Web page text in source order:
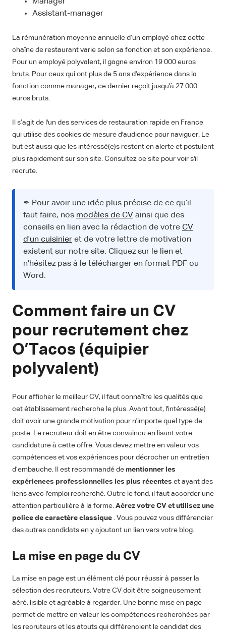
Manager
Assistant-manager
La rémunération moyenne annuelle d’un employé chez cette
chaîne de restaurant varie selon sa fonction et son expérience.
Pour un employé polyvalent, il gagne environ 19 000 euros
bruts. Pour ceux qui ont plus de 5 ans d'expérience dans la
fonction comme manager, ce dernier reçoit jusqu'à 27 000
euros bruts.
Il s’agit de l'un des services de restauration rapide en France
qui utilise des cookies de mesure d'audience pour naviguer. Le
but est aussi que les intéressé(e)s restent en alerte et postulent
plus rapidement sur son site. Consultez ce site pour voir s'il
recrute.
✒ Pour avoir une idée plus précise de ce qu’il
faut faire, nos modèles de CV ainsi que des
conseils en lien avec la rédaction de votre CV
d'un cuisinier et de votre lettre de motivation
existent sur notre site. Cliquez sur le lien et
n'hésitez pas à le télécharger en format PDF ou
Word.
Comment faire un CV
pour recrutement chez
O’Tacos (équipier
polyvalent)
Pour afficher le meilleur CV, il faut connaître les qualités que
cet établissement recherche le plus. Avant tout, l'intéressé(e)
doit avoir une grande motivation pour n'importe quel type de
poste. Le recruteur doit en être convaincu en lisant votre
candidature à cette offre. Vous devez mettre en valeur vos
compétences et vos expériences pour décrocher un entretien
d’embauche. Il est recommandé de mentionner les
expériences professionnelles les plus récentes et ayant des
liens avec l'emploi recherché. Outre le fond, il faut accorder une
attention particulière à la forme. Aérez votre CV et utilisez une
police de caractère classique . Vous pouvez vous différencier
des autres candidats en y ajoutant un lien vers votre blog.
La mise en page du CV
La mise en page est un élément clé pour réussir à passer la
sélection des recruteurs. Votre CV doit être soigneusement
aéré, lisible et agréable à regarder. Une bonne mise en page
permet de mettre en valeur les compétences recherchées par
les recruteurs et les atouts qui différencient le candidat des